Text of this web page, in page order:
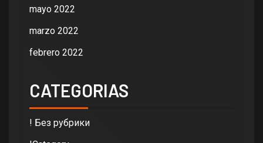
mayo 2022
marzo 2022
febrero 2022
CATEGORIAS
! Без рубрики